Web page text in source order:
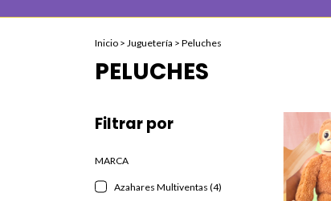
Inicio > Juguetería > Peluches
PELUCHES
Filtrar por
MARCA
Azahares Multiventas (4)